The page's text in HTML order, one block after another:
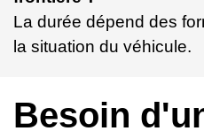
La durée dépend des
la situation du véhicule.
Besoin